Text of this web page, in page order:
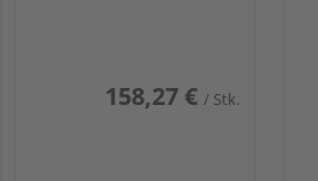
158,27 € / Stk.